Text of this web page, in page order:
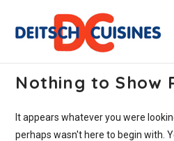
Nothing to Show
It appears whatever you were
perhaps wasn't here to begin with.